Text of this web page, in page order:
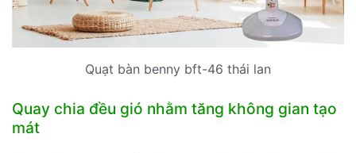
Quạt bàn benny bft-46 thái lan
Quay chia đều gió nhằm tăng không gian tạo
mát